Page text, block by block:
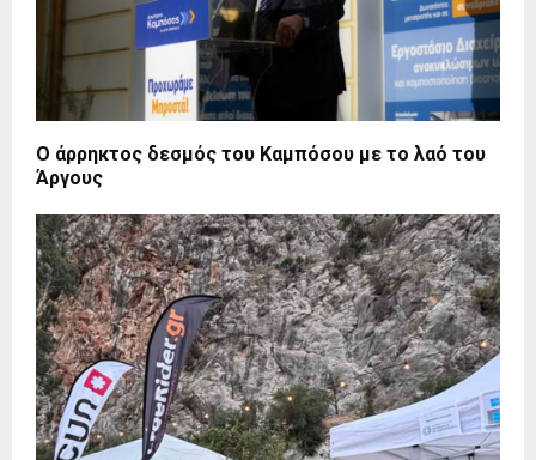
Ο άρρηκτος δεσμός του Καμπόσου με το λαό του
Άργους